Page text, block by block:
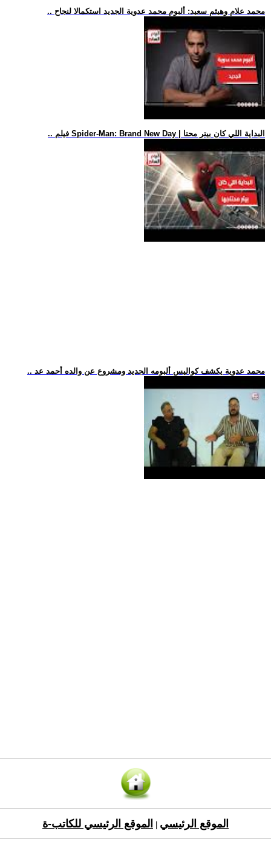
.. محمد علام وهيثم سعيد: ألبوم محمد عدوية الجديد استكمالا لنجاح
.. فيلم Spider-Man: Brand New Day | البداية اللي كان بيتر محتا
.. محمد عدوية يكشف كواليس ألبومه الجديد ومشروع عن والده أحمد عد
الموقع الرئيسي الموقع الرئيسي للكاتب-ة